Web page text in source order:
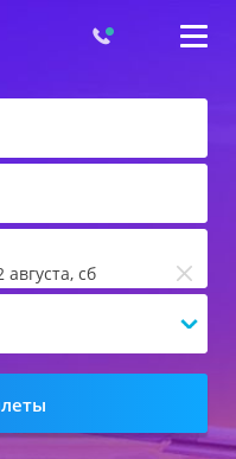
августа, сб